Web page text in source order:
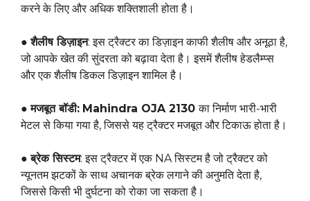
करने के लिए और अधिक शक्तिशाली होता है।
●शैलीष डिज़ाइन: इस ट्रैक्टर का डिज़ाइन काफी शैलीष और अनूठा है,
जो आपके खेत की सुंदरता को बढ़ावा देता है। इसमें शैलीष हेडलैम्प्स
और एक शैलीष डिकल डिज़ाइन शामिल है।
●मजबूत बॉडी: Mahindra OJA 2130का निर्माण भारी-भारी
मेटल से किया गया है, जिससे यह ट्रैक्टर मजबूत और टिकाऊ होता है।
●ब्रेक सिस्टम: इस ट्रैक्टर में एक NA सिस्टम है जो ट्रैक्टर को
न्यूनतम झटकों के साथ अचानक ब्रेक लगाने की अनुमति देता है,
जिससे किसी भी दुर्घटना को रोका जा सकता है।